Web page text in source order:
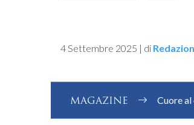
4 Settembre 2025 | di
MAGAZINE Cuore